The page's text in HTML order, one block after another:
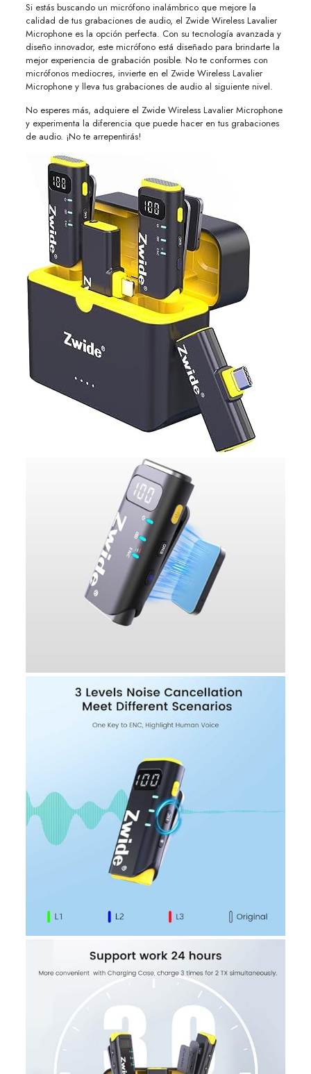
Si estás buscando un micrófono inalámbrico que mejore la
calidad de tus grabaciones de audio, el Zwide Wireless Lavalier
Microphone es la opción perfecta. Con su tecnología avanzada y
diseño innovador, este micrófono está diseñado para brindarte la
mejor experiencia de grabación posible. No te conformes con
micrófonos mediocres, invierte en el Zwide Wireless Lavalier
Microphone y lleva tus grabaciones de audio al siguiente nivel.
No esperes más, adquiere el Zwide Wireless Lavalier Microphone
y experimenta la diferencia que puede hacer en tus grabaciones
de audio. ¡No te arrepentirás!